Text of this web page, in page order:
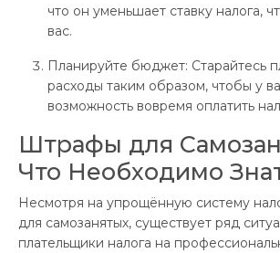
что он уменьшает ставку налога,
вас.
Планируйте бюджет: Старайтесь
расходы таким образом, чтобы у
возможность вовремя оплатить
Штрафы для
Что Необходимо
Несмотря на упрощённую систему
для самозанятых, существует ряд
плательщики налога на